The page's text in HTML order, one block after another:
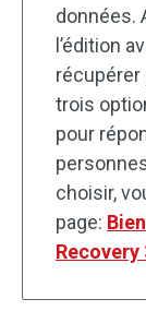
données.
l’édition
récupérer
trois
pour
choisir,
page:
Recovery